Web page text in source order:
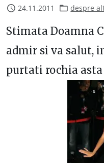
24.11.2011 despre
Stimata Doamna
admir si va salut,
purtati rochia asta